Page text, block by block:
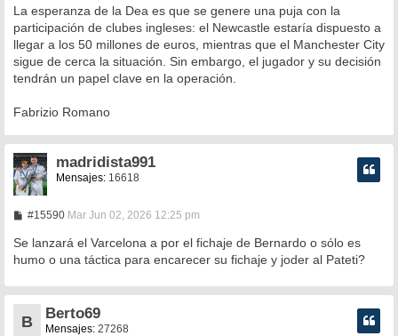
La esperanza de la Dea es que se genere una puja con la
participación de clubes ingleses: el Newcastle estaría dispuesto a
llegar a los 50 millones de euros, mientras que el Manchester City
sigue de cerca la situación. Sin embargo, el jugador y su decisión
tendrán un papel clave en la operación.
Fabrizio Romano
madridista991
Mensajes: 16618
#15590M
n
s
a
e
Mar Jun 02, 2026 12:25 pm
Se lanzará el Varcelona a por el fichaje de Bernardo o sólo es
humo o una táctica para encarecer su fichaje y joder al Pateti?
B
Berto69
Mensajes: 27268